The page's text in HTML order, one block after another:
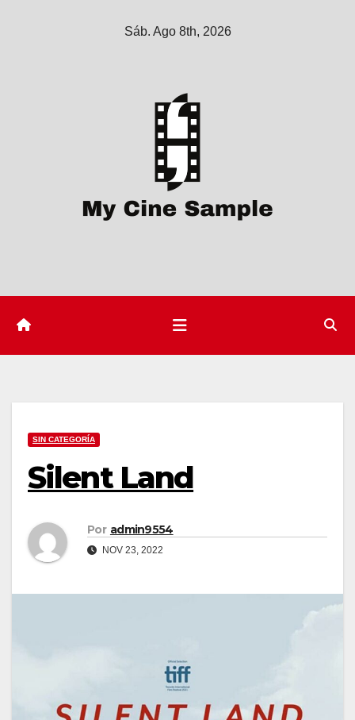
Sáb. Ago 8th, 2026
SIN CATEGORÍA
Silent Land
Por admin9554
NOV 23, 2022